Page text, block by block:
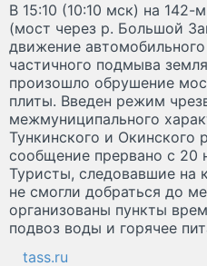
В 15:10 (10:10 мск) на
(мост через р. Большой
движение
частичного подмыва
произошло обрушение
плиты. Введен режим
межмуниципального
Тункинского и Окинского
сообщение прервано с 20
Туристы, следовавшие на
не смогли добраться до
организованы пункты
подвоз воды и горячее
tass.ru